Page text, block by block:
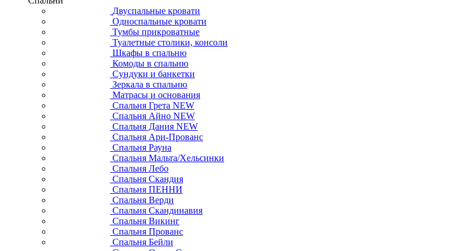
Двуспальные кровати
Односпальные кровати
Тумбы прикроватные
Туалетные столики, консоли
Шкафы в спальню
Комоды в спальню
Сундуки и банкетки
Зеркала в спальню
Матрасы и основания
Спальня Грета NEW
Спальня Айно NEW
Спальня Дания NEW
Спальня Ари-Прованс
Спальня Рауна
Спальня Мальта/Хельсинки
Спальня Лебо
Спальня Скандия
Спальня ПЕННИ
Спальня Верди
Спальня Скандинавия
Спальня Викинг
Спальня Прованс
Спальня Бейли